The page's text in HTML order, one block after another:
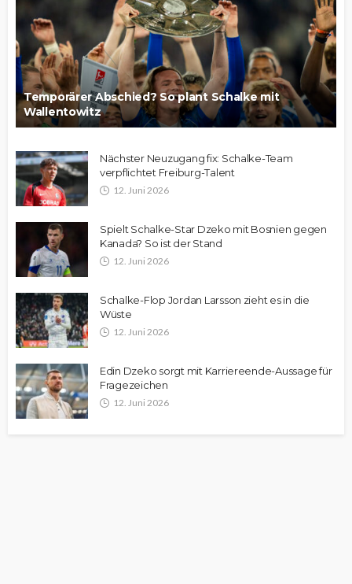
Temporärer Abschied? So plant Schalke mit
Wallentowitz
Nächster Neuzugang fix: Schalke-Team
verpflichtet Freiburg-Talent
12. Juni 2026
Spielt Schalke-Star Dzeko mit Bosnien gegen
Kanada? So ist der Stand
12. Juni 2026
Schalke-Flop Jordan Larsson zieht es in die
Wüste
12. Juni 2026
Edin Dzeko sorgt mit Karriereende-Aussage für
Fragezeichen
12. Juni 2026